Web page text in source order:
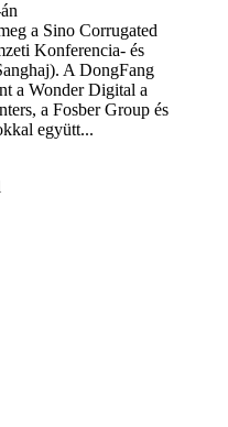
a Sino Corrugated
Konferencia- és
A DongFang
a Wonder Digital a
a Fosber Group és
együtt...